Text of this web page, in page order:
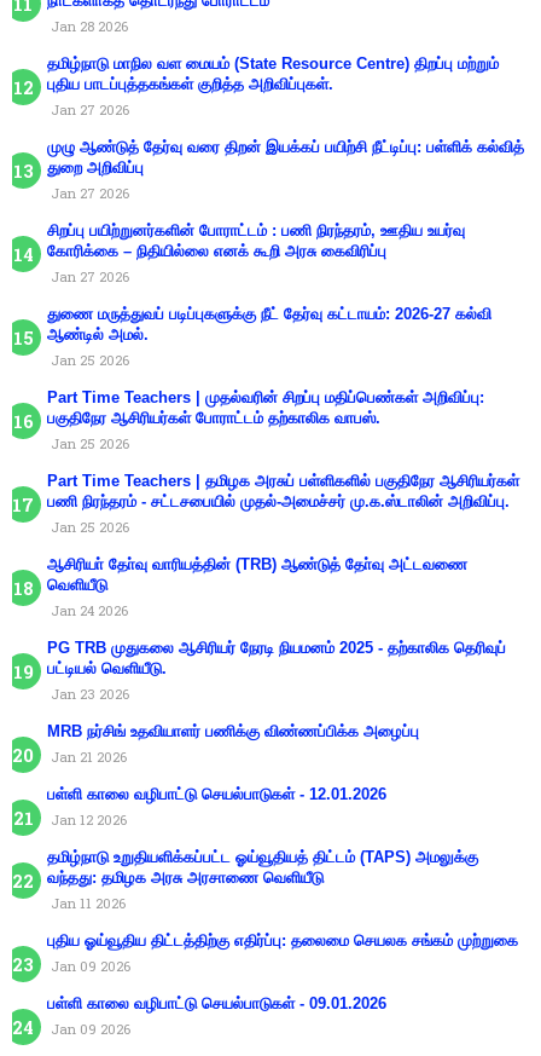
Jan 28 2026
தமிழ்நாடு மாநில வள மையம் (State Resource Centre) திறப்பு மற்றும்
புதிய பாடப்புத்தகங்கள் குறித்த அறிவிப்புகள்.
Jan 27 2026
முழு ஆண்டுத் தேர்வு வரை திறன் இயக்கப் பயிற்சி நீட்டிப்பு: பள்ளிக் கல்வித்
துறை அறிவிப்பு
Jan 27 2026
சிறப்பு பயிற்றுனர்களின் போராட்டம் : பணி நிரந்தரம், ஊதிய உயர்வு
கோரிக்கை – நிதியில்லை எனக் கூறி அரசு கைவிரிப்பு
Jan 27 2026
துணை மருத்துவப் படிப்புகளுக்கு நீட் தேர்வு கட்டாயம்: 2026-27 கல்வி
ஆண்டில் அமல்.
Jan 25 2026
Part Time Teachers | முதல்வரின் சிறப்பு மதிப்பெண்கள் அறிவிப்பு:
பகுதிநேர ஆசிரியர்கள் போராட்டம் தற்காலிக வாபஸ்.
Jan 25 2026
Part Time Teachers | தமிழக அரசுப் பள்ளிகளில் பகுதிநேர ஆசிரியர்கள்
பணி நிரந்தரம் - சட்டசபையில் முதல்-அமைச்சர் மு.க.ஸ்டாலின் அறிவிப்பு.
Jan 25 2026
ஆசிரியா் தோ்வு வாரியத்தின் (TRB) ஆண்டுத் தோ்வு அட்டவணை
வெளியீடு
Jan 24 2026
PG TRB முதுகலை ஆசிரியர் நேரடி நியமனம் 2025 - தற்காலிக தெரிவுப்
பட்டியல் வெளியீடு.
Jan 23 2026
MRB நர்சிங் உதவியாளர் பணிக்கு விண்ணப்பிக்க அழைப்பு
Jan 21 2026
பள்ளி காலை வழிபாட்டு செயல்பாடுகள் - 12.01.2026
Jan 12 2026
தமிழ்நாடு உறுதியளிக்கப்பட்ட ஓய்வூதியத் திட்டம் (TAPS) அமலுக்கு
வந்தது: தமிழக அரசு அரசாணை வெளியீடு
Jan 11 2026
புதிய ஓய்வூதிய திட்டத்திற்கு எதிர்ப்பு: தலைமை செயலக சங்கம் முற்றுகை
Jan 09 2026
பள்ளி காலை வழிபாட்டு செயல்பாடுகள் - 09.01.2026
Jan 09 2026